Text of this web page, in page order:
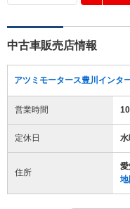
中古車販売店情報
アツミモータース豊川インタ
営業時間
定休日 水
住所
地